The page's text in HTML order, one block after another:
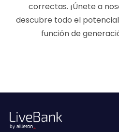
correctas. ¡Únete a
descubre todo el
función de